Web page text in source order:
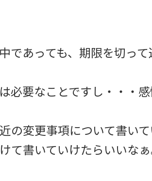
あっても、期限を切って
要なことですし・・・
変更事項について書いて
て書いていけたらいいなぁ